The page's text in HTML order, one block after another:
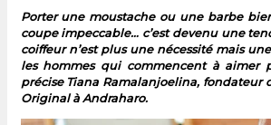
Porter une moustache ou une barbe
coupe impeccable… c’est devenu une
coiffeur n’est plus une nécessité mais
les hommes qui commencent à aimer
précise Tiana Ramalanjoelina, fondateur
Original à Andraharo.